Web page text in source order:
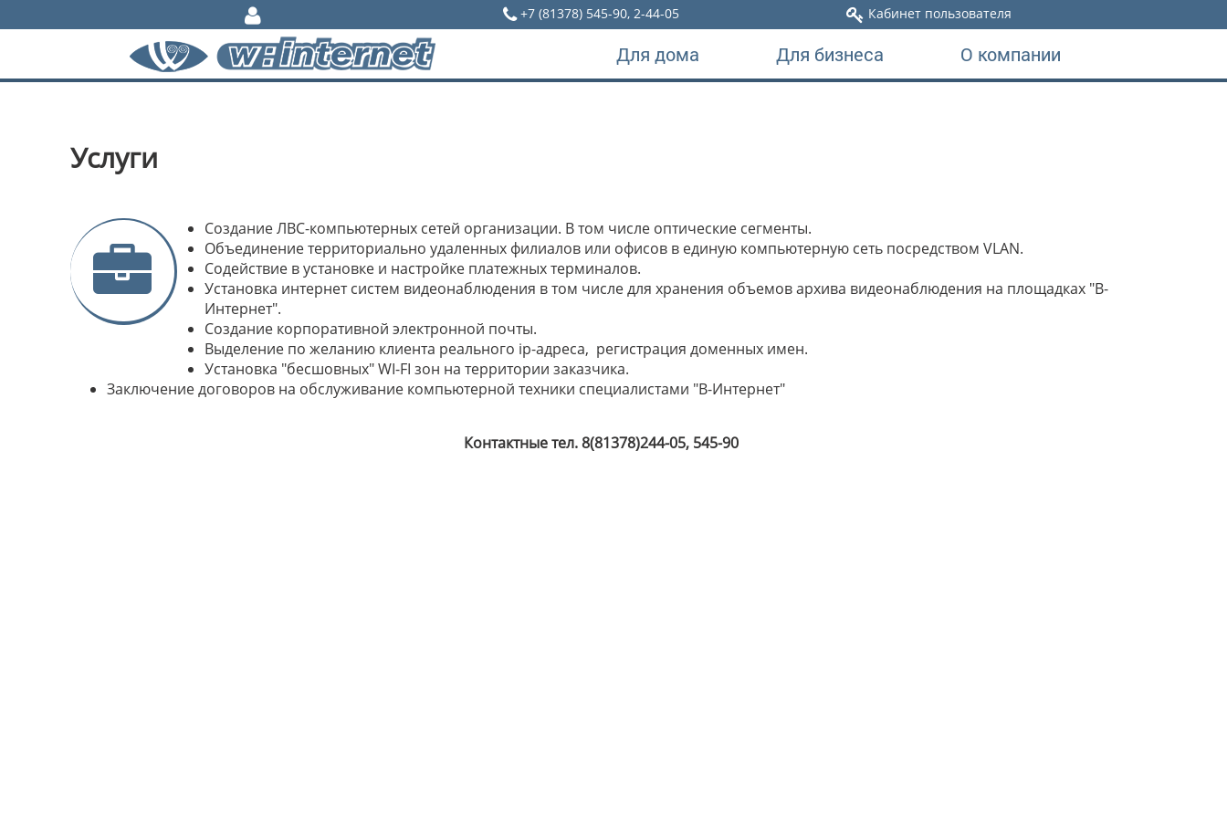
+7 (81378) 545-90, 2-44-05 Кабинет пользователя
Для дома Для бизнеса О компании
Услуги
Создание ЛВС-компьютерных сетей организации. В том числе оптические сегменты.
Объединение территориально удаленных филиалов или офисов в единую компьютерную сеть посредством VLAN.
Содействие в установке и настройке платежных терминалов.
Установка интернет систем видеонаблюдения в том числе для хранения объемов архива видеонаблюдения на площадках "В-
Интернет".
Создание корпоративной электронной почты.
Выделение по желанию клиента реального ip-адреса, регистрация доменных имен.
Установка "бесшовных" WI-FI зон на территории заказчика.
Заключение договоров на обслуживание компьютерной техники специалистами "В-Интернет"
Контактные тел. 8(81378)244-05, 545-90